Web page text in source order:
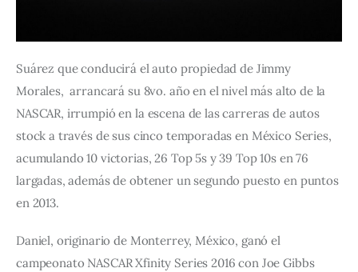
Suárez que conducirá el auto propiedad de Jimmy
Morales,  arrancará su 8vo. año en el nivel más alto de la
NASCAR, irrumpió en la escena de las carreras de autos
stock a través de sus cinco temporadas en México Series,
acumulando 10 victorias, 26 Top 5s y 39 Top 10s en 76
largadas, además de obtener un segundo puesto en puntos
en 2013.
Daniel, originario de Monterrey, México, ganó el
campeonato NASCAR Xfinity Series 2016 con Joe Gibbs